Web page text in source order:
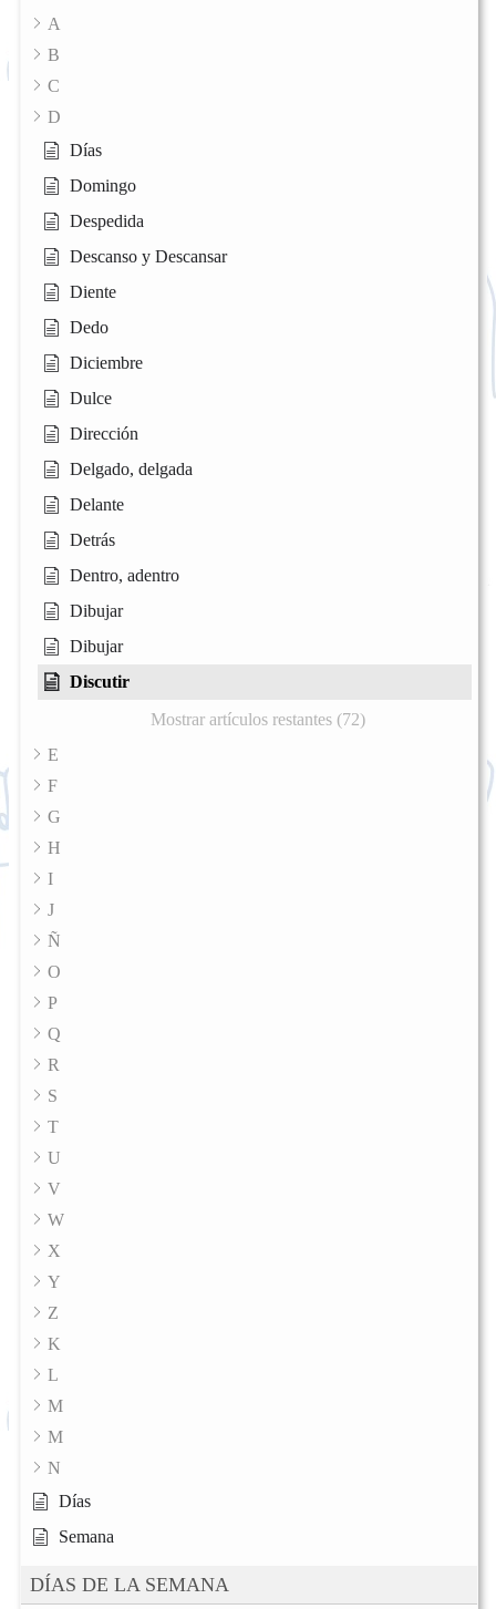
A
B
C
D
Días
Domingo
Despedida
Descanso y Descansar
Diente
Dedo
Diciembre
Dulce
Dirección
Delgado, delgada
Delante
Detrás
Dentro, adentro
Dibujar
Dibujar
Discutir
Mostrar artículos restantes (72)
E
F
G
H
I
J
Ñ
O
P
Q
R
S
T
U
V
W
X
Y
Z
K
L
M
M
N
Días
Semana
DÍAS DE LA SEMANA